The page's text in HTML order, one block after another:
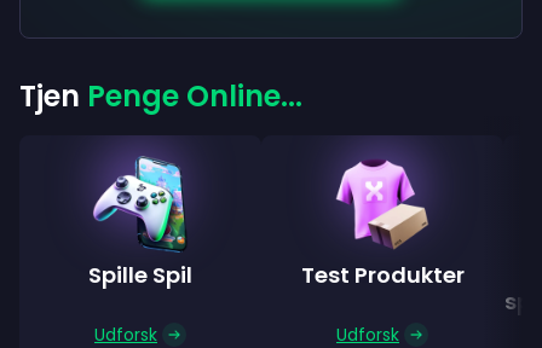
Tjen Penge Online...
Spille Spil
Udforsk
Test Produkter
Udforsk